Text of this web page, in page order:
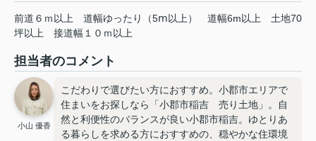
前道６ｍ以上 道幅ゆったり（5ⅿ以上） 道幅6m以上
土地70
坪以上
接道幅１０ｍ以上
担当者のコメント
小山 優香
こだわりで選びたい方におすすめ。小郡市エリアで
住まいをお探しなら「小郡市稲吉 売り土地」。自
然と利便性のバランスが良い小郡市稲吉。ゆとりあ
る暮らしを求める方におすすめの、穏やかな住環境